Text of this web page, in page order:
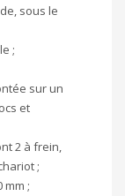
sous le
;
sur un
et
2 à frein,
;
mm ;